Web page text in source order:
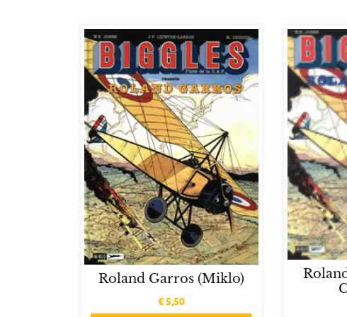
Roland Garros (Miklo)
€5,50